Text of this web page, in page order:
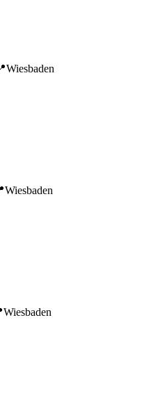
Wiesbaden
Wiesbaden
Wiesbaden